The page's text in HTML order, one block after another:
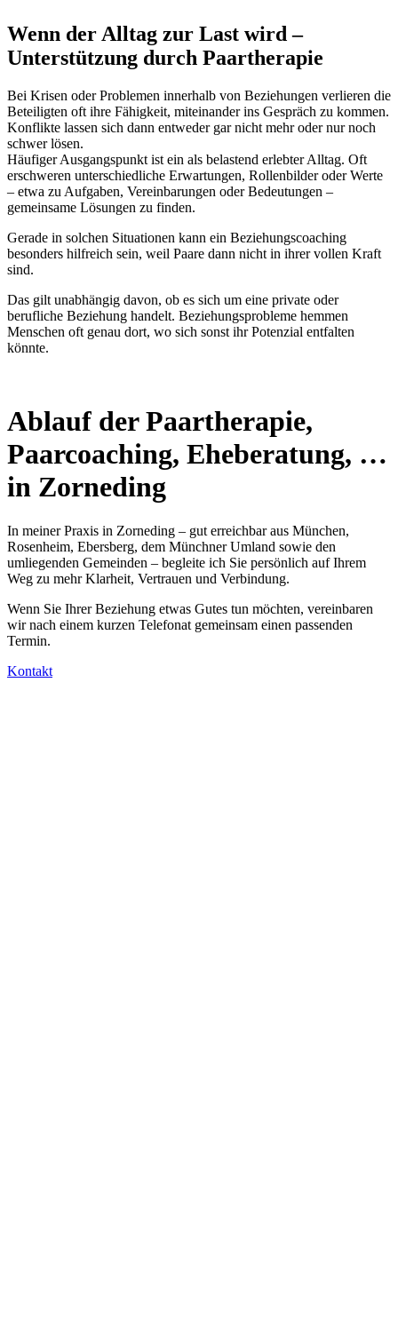
Wenn der Alltag zur Last wird –
Unterstützung durch Paartherapie
Bei Krisen oder Problemen innerhalb von Beziehungen verlieren die
Beteiligten oft ihre Fähigkeit, miteinander ins Gespräch zu kommen.
Konflikte lassen sich dann entweder gar nicht mehr oder nur noch
schwer lösen.
Häufiger Ausgangspunkt ist ein als belastend erlebter Alltag. Oft
erschweren unterschiedliche Erwartungen, Rollenbilder oder Werte
– etwa zu Aufgaben, Vereinbarungen oder Bedeutungen –
gemeinsame Lösungen zu finden.
Gerade in solchen Situationen kann ein Beziehungscoaching
besonders hilfreich sein, weil Paare dann nicht in ihrer vollen Kraft
sind.
Das gilt unabhängig davon, ob es sich um eine private oder
berufliche Beziehung handelt. Beziehungsprobleme hemmen
Menschen oft genau dort, wo sich sonst ihr Potenzial entfalten
könnte.
Ablauf der Paartherapie,
Paarcoaching, Eheberatung, …
in Zorneding
In meiner Praxis in Zorneding – gut erreichbar aus München,
Rosenheim, Ebersberg, dem Münchner Umland sowie den
umliegenden Gemeinden – begleite ich Sie persönlich auf Ihrem
Weg zu mehr Klarheit, Vertrauen und Verbindung.
Wenn Sie Ihrer Beziehung etwas Gutes tun möchten, vereinbaren
wir nach einem kurzen Telefonat gemeinsam einen passenden
Termin.
Kontakt